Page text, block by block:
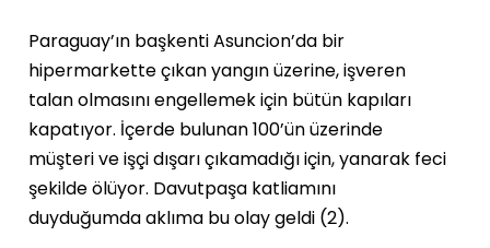
Paraguay’ın başkenti Asuncion’da bir
hipermarkette çıkan yangın üzerine, işveren
talan olmasını engellemek için bütün kapıları
kapatıyor. İçerde bulunan 100’ün üzerinde
müşteri ve işçi dışarı çıkamadığı için, yanarak feci
şekilde ölüyor. Davutpaşa katliamını
duyduğumda aklıma bu olay geldi (2).